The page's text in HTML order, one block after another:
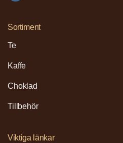
Sortiment
Te
Kaffe
Choklad
Tillbehör
Viktiga länkar